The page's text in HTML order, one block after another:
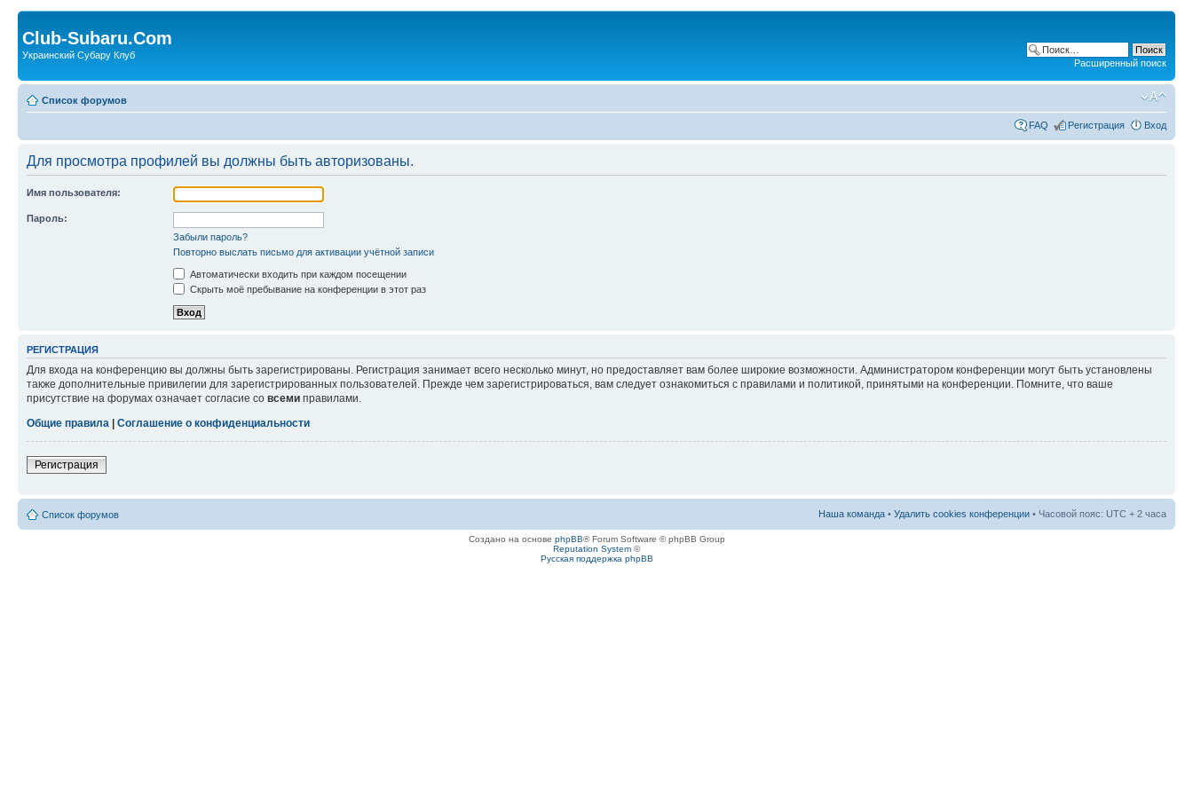
Club-Subaru.Com
Украинский Субару Клуб
Расширенный поиск
Список форумов
FAQ Регистрация Вход
Для просмотра профилей вы должны быть авторизованы.
Имя пользователя:
Пароль:
Забыли пароль?
Повторно выслать письмо для активации учётной записи
Автоматически входить при каждом посещении
Скрыть моё пребывание на конференции в этот раз
РЕГИСТРАЦИЯ
Для входа на конференцию вы должны быть зарегистрированы. Регистрация занимает всего несколько минут, но предоставляет вам более широкие возможности. Администратором конференции могут быть установлены
также дополнительные привилегии для зарегистрированных пользователей. Прежде чем зарегистрироваться, вам следует ознакомиться с правилами и политикой, принятыми на конференции. Помните, что ваше
присутствие на форумах означает согласие со всеми правилами.
Общие правила
Соглашение о конфиденциальности
Регистрация
Список форумов Наша команда • Удалить cookies конференции • Часовой пояс: UTC + 2 часа
Создано на основе phpBB® Forum Software © phpBB Group
Reputation System ©
Русская поддержка phpBB